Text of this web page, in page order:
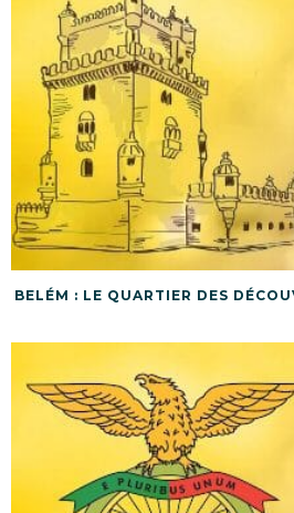
BELÉM : LE QUARTIER DES